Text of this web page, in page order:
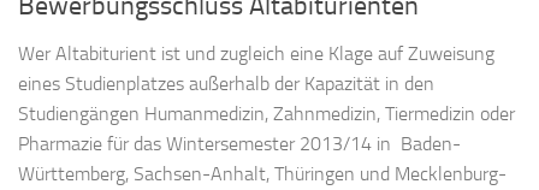
Wer Altabiturient ist und zugleich eine Klage auf Zuweisung
eines Studienplatzes außerhalb der Kapazität in den
Studiengängen Humanmedizin, Zahnmedizin, Tiermedizin oder
Pharmazie für das Wintersemester 2013/14 in Baden-
Württemberg, Sachsen-Anhalt, Thüringen und Mecklenburg-